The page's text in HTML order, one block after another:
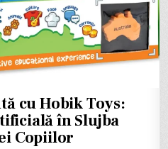
cu Hobik Toys:
în Slujba
Copiilor